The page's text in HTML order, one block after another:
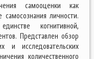
самооценки как
самосознания личности.
когнитивной,
Представлен обзор
и исследовательских
количественного